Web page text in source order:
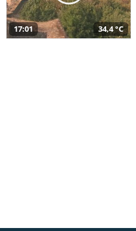
17:01 34,4 °C